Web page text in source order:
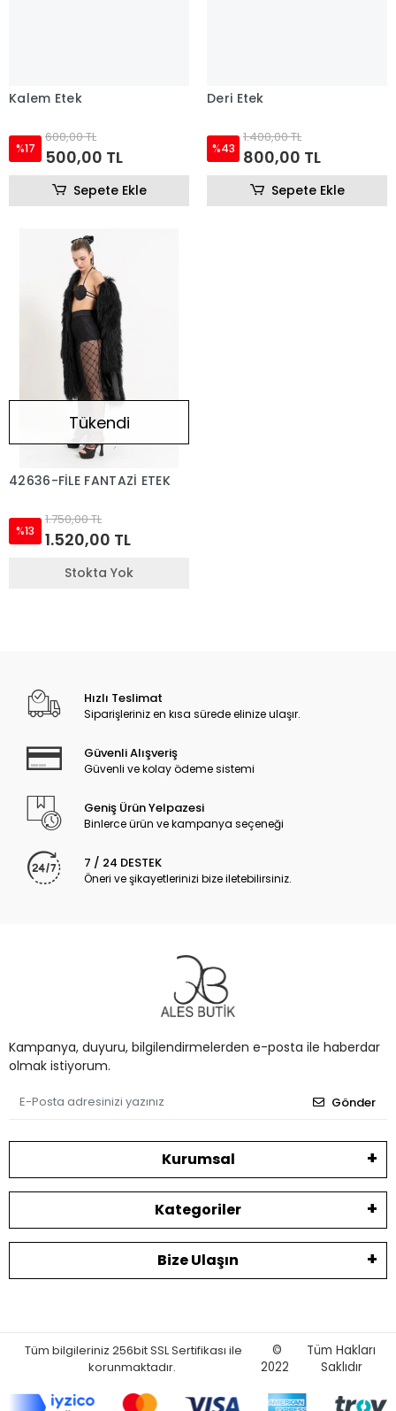
Kalem Etek
%17
600,00 TL
500,00 TL
Sepete Ekle
Deri Etek
%43
1.400,00 TL
800,00 TL
Sepete Ekle
Tükendi
42636-FİLE FANTAZİ ETEK
%13
1.750,00 TL
1.520,00 TL
Stokta Yok
Hızlı Teslimat
Siparişleriniz en kısa sürede elinize ulaşır.
Güvenli Alışveriş
Güvenli ve kolay ödeme sistemi
Geniş Ürün Yelpazesi
Binlerce ürün ve kampanya seçeneği
7 / 24 DESTEK
Öneri ve şikayetlerinizi bize iletebilirsiniz.
Kampanya, duyuru, bilgilendirmelerden e-posta ile haberdar
olmak istiyorum.
Gönder
Kurumsal
Kategoriler
Bize Ulaşın
Tüm bilgileriniz 256bit SSL Sertifikası ile
korunmaktadır.
©
2022
Tüm Hakları
Saklıdır